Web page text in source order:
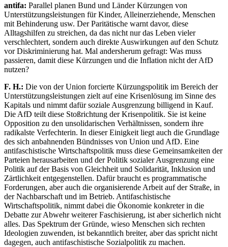
antifa: Parallel planen Bund und Länder Kürzungen von
Unterstützungsleistungen für Kinder, Alleinerziehende, Menschen
mit Behinderung usw. Der Paritätische warnt davor, diese
Alltagshilfen zu streichen, da das nicht nur das Leben vieler
verschlechtert, sondern auch direkte Auswirkungen auf den Schutz
vor Diskriminierung hat. Mal andersherum gefragt: Was muss
passieren, damit diese Kürzungen und die Inflation nicht der AfD
nutzen?
F. H.: Die von der Union forcierte Kürzungspolitik im Bereich der
Unterstützungsleistungen zielt auf eine Krisenlösung im Sinne des
Kapitals und nimmt dafür soziale Ausgrenzung billigend in Kauf.
Die AfD teilt diese Stoßrichtung der Krisenpolitik. Sie ist keine
Opposition zu den unsolidarischen Verhältnissen, sondern ihre
radikalste Verfechterin. In dieser Einigkeit liegt auch die Grundlage
des sich anbahnenden Bündnisses von Union und AfD. Eine
antifaschistische Wirtschaftspolitik muss diese Gemeinsamkeiten der
Parteien herausarbeiten und der Politik sozialer Ausgrenzung eine
Politik auf der Basis von Gleichheit und Solidarität, Inklusion und
Zärtlichkeit entgegenstellen. Dafür braucht es programmatische
Forderungen, aber auch die organisierende Arbeit auf der Straße, in
der Nachbarschaft und im Betrieb. Antifaschistische
Wirtschaftspolitik, nimmt dabei die Ökonomie konkreter in die
Debatte zur Abwehr weiterer Faschisierung, ist aber sicherlich nicht
alles. Das Spektrum der Gründe, wieso Menschen sich rechten
Ideologien zuwenden, ist bekanntlich breiter, aber das spricht nicht
dagegen, auch antifaschistische Sozialpolitik zu machen.